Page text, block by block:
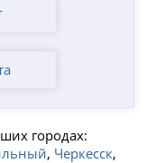
городах:
, Черкесск,